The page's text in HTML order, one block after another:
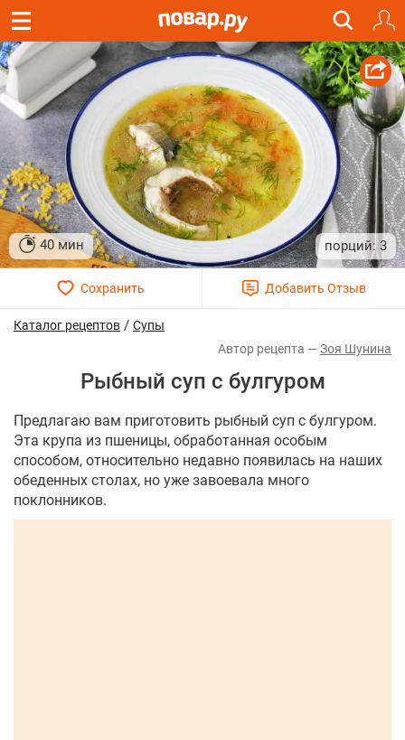
40 мин 3
Каталог рецептов / Супы
Зоя Шунина
Рыбный суп с булгуром
Предлагаю вам приготовить рыбный суп с булгуром.
Эта крупа из пшеницы, обработанная особым
способом, относительно недавно появилась на наших
обеденных столах, но уже завоевала много
поклонников.